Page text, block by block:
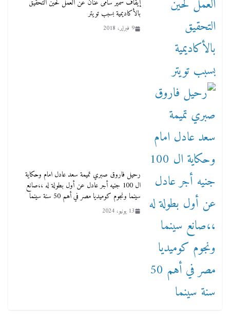
إيقاف سمير سامى عنان عن العمل لحين التحقيق
بالأكاديمية بسبب تويتر
9 فبراير، 2018
رحيل فاروق صبري تميمة سعد عادل امام وحكاية
ال 100 جنيه أجر عادل عن أول بطولة له ،،صانع
سينما ونجوم كوميديا مصر في أهم 50 سنة سينما
13 يونيو، 2024